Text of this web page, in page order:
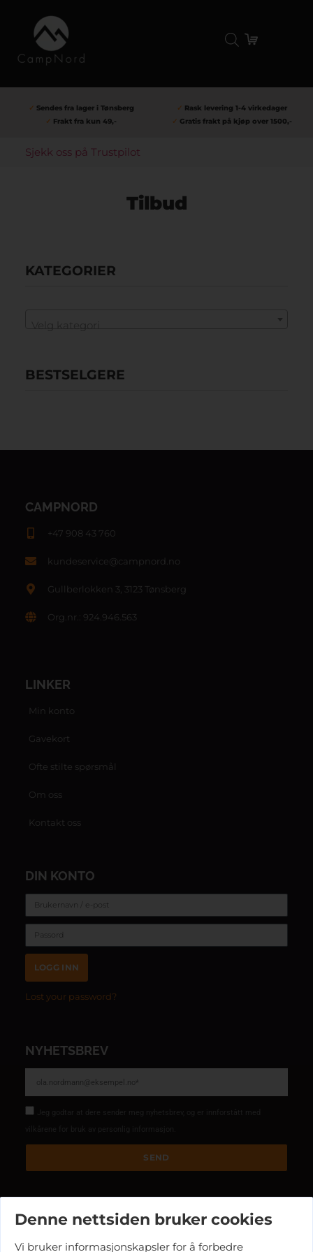
✓ Sendes fra lager i Tønsberg ✓ Rask levering 1-4 virkedager
✓ Frakt fra kun 49,- ✓ Gratis frakt på kjøp over 1500,-
Sjekk oss på Trustpilot
KATEGORIER
BESTSELGERE
Tilbud
CAMPNORD
+47 908 43 760
kundeservice@campnord.no
Gullberlokken 3, 3123 Tønsberg
Org.nr.: 924.946.563
LINKER
Min konto
Gavekort
Ofte stilte spørsmål
Om oss
Kontakt oss
DIN KONTO
LOGG INN
Lost your password?
NYHETSBREV
SEND
Denne nettsiden bruker cookies
Vi bruker informasjonskapsler for å forbedre